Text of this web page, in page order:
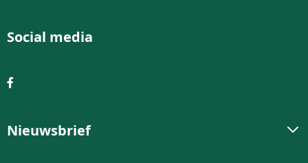
Social media
Nieuwsbrief